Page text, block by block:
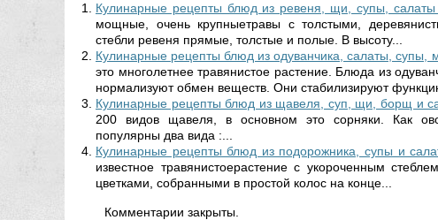
Кулинарные рецепты блюд из ревеня, щи, супы, салаты
мощные, очень крупныетравы с толстыми,
стебли ревеня прямые, толстые и полые. В высоту...
Кулинарные рецепты блюд из одуванчика, салаты, супы,
это многолетнее травянистое растение. Блюда из
нормализуют обмен веществ. Они стабилизируют
Кулинарные рецепты блюд из щавеля, суп, щи, борщ и
200 видов щавеля, в основном это сорняки. Как
популярны два вида :...
Кулинарные рецепты блюд из подорожника, супы и
известное травянистоерастение с укороченным
цветками, собранными в простой колос на конце...
Комментарии закрыты.